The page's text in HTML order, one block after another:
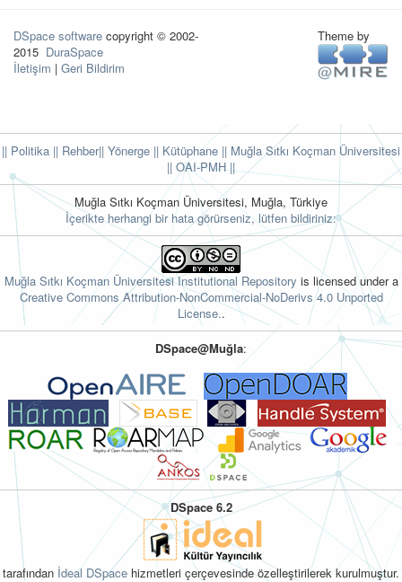
DSpace software copyright © 2002-
2015 DuraSpace
İletişim | Geri Bildirim
Theme by
|| Politika || Rehber|| Yönerge || Kütüphane || Muğla Sıtkı Koçman Üniversitesi
|| OAI-PMH ||
Muğla Sıtkı Koçman Üniversitesi, Muğla, Türkiye
İçerikte herhangi bir hata görürseniz, lütfen bildiriniz:
Muğla Sıtkı Koçman Üniversitesi Institutional Repository is licensed under a
Creative Commons Attribution-NonCommercial-NoDerivs 4.0 Unported
License..
DSpace@Muğla:
DSpace 6.2
tarafından İdeal DSpace hizmetleri çerçevesinde özelleştirilerek kurulmuştur.